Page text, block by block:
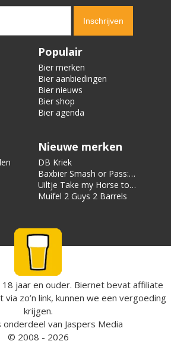
Populair
Bier merken
Bier aanbiedingen
Bier nieuws
Bier shop
Bier agenda
Nieuwe merken
DB Kriek
Baxbier Smash or Pass:
Strata
Uiltje Take my Horse to
the Hotel Room
Muifel 2 Guys 2 Barrels
jaar en ouder. Biernet bevat affiliate
zo’n link, kunnen we een vergoeding
krijgen.
onderdeel van Jaspers Media
© 2008 - 2026